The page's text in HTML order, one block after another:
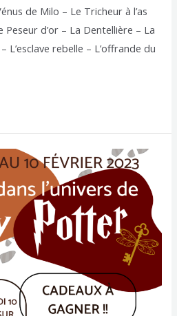
de Milo – Le Tricheur à l’as
d’or – La Dentellière – La
rebelle – L’offrande du